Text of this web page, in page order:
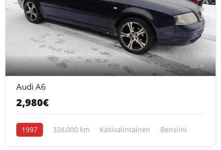
6
Audi A6
2,980€
1997 328,000 km Käsivalintainen Bensiini